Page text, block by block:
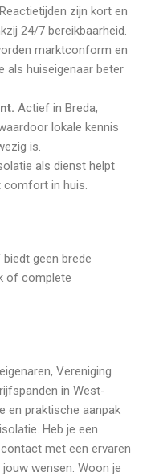
Reactietijden zijn kort en
24/7 bereikbaarheid.
marktconform en
als huiseigenaar beter
Actief in Breda,
lokale kennis
is.
als dienst helpt
comfort in huis.
geen brede
of complete
Vereniging
in West-
en praktische aanpak
Heb je een
met een ervaren
wensen. Woon je